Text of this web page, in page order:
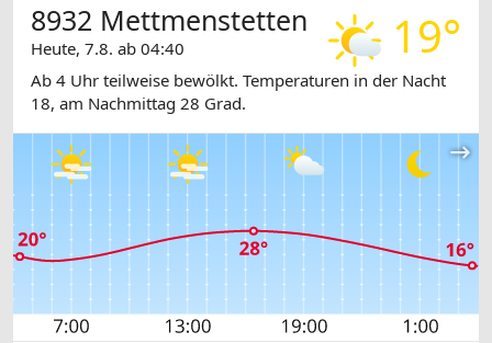
19°
8932 Mettmenstetten
Heute, 7.8. ab 04:40
Ab 4 Uhr teilweise bewölkt. Temperaturen in der Nacht
18, am Nachmittag 28 Grad.